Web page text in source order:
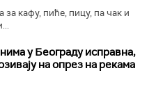
за кафу, пиће, пицу, па чак и
у Београду исправна,
на опрез на рекама